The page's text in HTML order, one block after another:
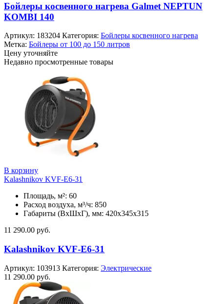
Бойлеры косвенного нагрева Galmet NEPTUN
KOMBI 140
Артикул: 183204 Категория: Бойлеры косвенного нагрева
Метка: Бойлеры от 100 до 150 литров
Цену уточняйте
Недавно просмотренные товары
В корзину
Kalashnikov KVF-E6-31
Площадь, м²: 60
Расход воздуха, м³/ч: 850
Габариты (ВхШхГ), мм: 420x345x315
11 290.00 руб.
Kalashnikov KVF-E6-31
Артикул: 103913 Категория: Электрические
11 290.00 руб.